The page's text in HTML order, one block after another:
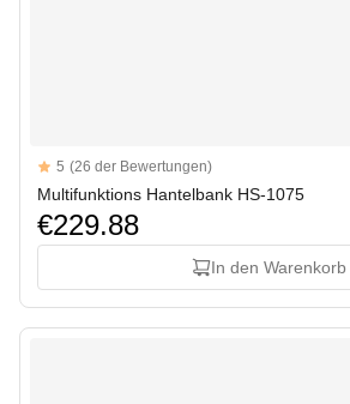
Reviews
5 out of 5 stars
5 (26 der Bewertungen)
Multifunktions Hantelbank HS-1075
€229.88
In den Warenkorb